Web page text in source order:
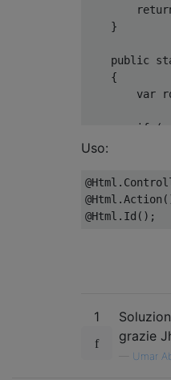
}
public
{
var
if (
}
}
Uso:
@Html .
@Html .Action
@Html . Id ();
1
grazie
Umar